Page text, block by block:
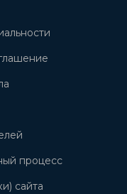
процесс
сайта